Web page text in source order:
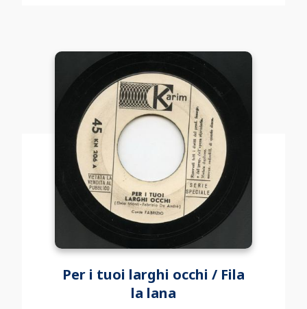
Per i tuoi larghi occhi / Fila
la lana